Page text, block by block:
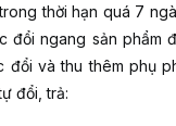
thời hạn quá 7
đổi ngang sản phẩm
đổi và thu thêm phụ
đổi, trả: